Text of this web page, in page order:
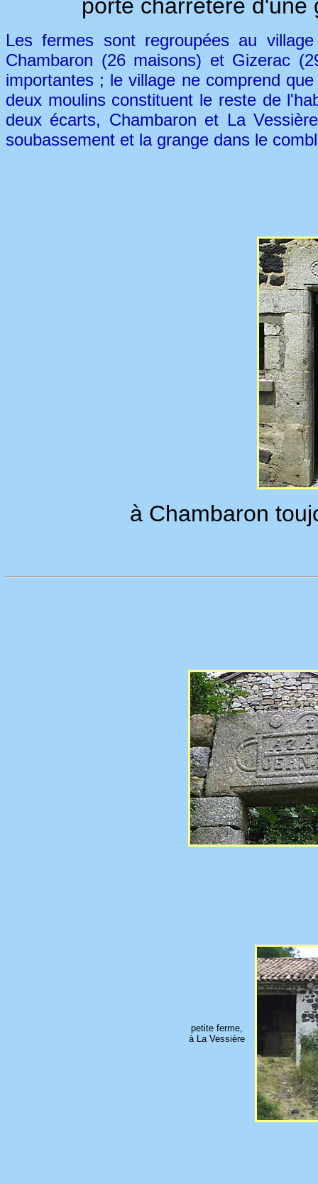
porte charretère
Les fermes sont regroupées au
Chambaron (26 maisons) et Gizerac
importantes ; le village ne comprend
deux moulins constituent le reste de
deux écarts, Chambaron et La
soubassement et la grange dans le
à Chambaron
petite ferme,
à La Vessière